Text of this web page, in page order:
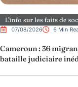
L'info sur les faits de
07/08/2026 6 Min
Cameroun : 36
bataille judiciaire